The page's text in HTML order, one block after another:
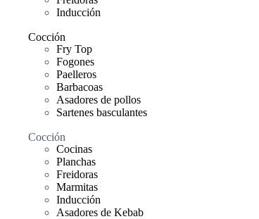
Inducción
Cocción
Fry Top
Fogones
Paelleros
Barbacoas
Asadores de pollos
Sartenes basculantes
Cocción
Cocinas
Planchas
Freidoras
Marmitas
Inducción
Asadores de Kebab